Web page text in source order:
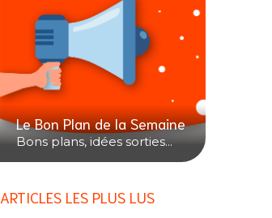
Le Bon Plan de la Semaine
Bons plans, idées sorties...
ARTICLES LES PLUS LUS